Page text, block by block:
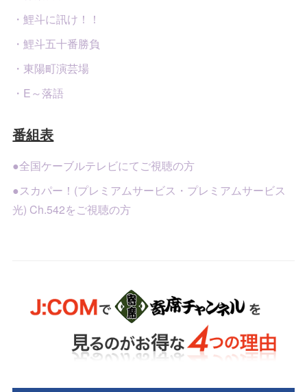
・鯉斗に訊け！！
・鯉斗五十番勝負
・東陽町演芸場
・E～落語
番組表
●全国ケーブルテレビにてご視聴の方
●スカパー！(プレミアムサービス・プレミアムサービス
光) Ch.542をご視聴の方